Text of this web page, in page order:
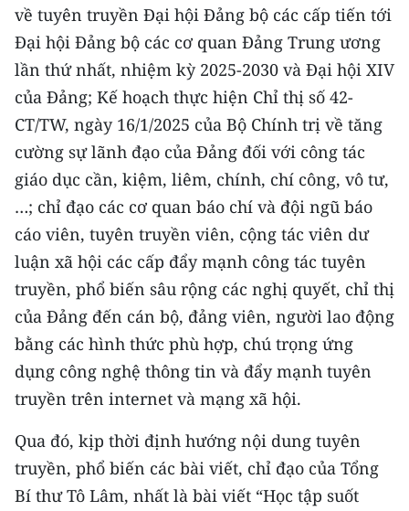
Media Y tế
Media Khoa học - Công nghệ
Media Môi trường
Ảnh
Infographic
TIN MỚI
TIN ĐỊA PHƯƠNG
Trung du và miền núi phía Bắc
Đồng bằng sông Hồng
Bắc Trung Bộ
Duyên hải Nam Trung Bộ và Tây
Nguyên
Đông Nam Bộ
về tuyên truyền Đại hội Đảng bộ các cấp tiến tới
Đại hội Đảng bộ các cơ quan Đảng Trung ương
lần thứ nhất, nhiệm kỳ 2025-2030 và Đại hội XIV
của Đảng; Kế hoạch thực hiện Chỉ thị số 42-
CT/TW, ngày 16/1/2025 của Bộ Chính trị về tăng
cường sự lãnh đạo của Đảng đối với công tác
giáo dục cần, kiệm, liêm, chính, chí công, vô tư,
…; chỉ đạo các cơ quan báo chí và đội ngũ báo
cáo viên, tuyên truyền viên, cộng tác viên dư
luận xã hội các cấp đẩy mạnh công tác tuyên
truyền, phổ biến sâu rộng các nghị quyết, chỉ thị
của Đảng đến cán bộ, đảng viên, người lao động
bằng các hình thức phù hợp, chú trọng ứng
dụng công nghệ thông tin và đẩy mạnh tuyên
truyền trên internet và mạng xã hội.
Qua đó, kịp thời định hướng nội dung tuyên
truyền, phổ biến các bài viết, chỉ đạo của Tổng
Bí thư Tô Lâm, nhất là bài viết “Học tập suốt